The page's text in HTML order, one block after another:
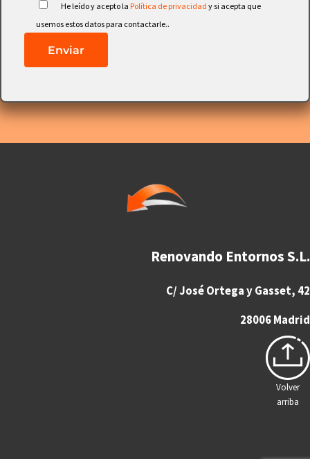
He leído y acepto la Política de privacidady si acepta que
usemos estos datos para contactarle..
Renovando Entornos S.L.
C/ José Ortega y Gasset, 42
28006 Madrid
Volver
arriba